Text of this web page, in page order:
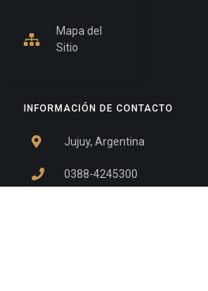
INFORMACIÓN DE CONTACTO
Jujuy, Argentina
0388-4245300
Mapa del
Sitio